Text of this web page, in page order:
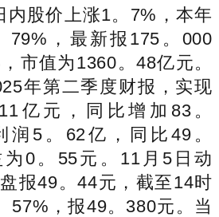
内股价上涨1。7%，本年
79%，最新报175。000
市值为1360。48亿元。
年第二季度财报，实现
亿元，同比增加83。
润5。62亿，同比49。
为0。55元。11月5日动
报49。44元，截至14时
57%，报49。380元。当